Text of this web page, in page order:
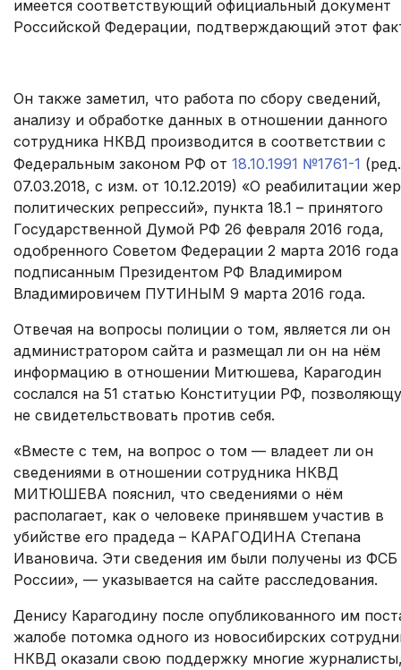
имеется соответствующий официальный документ
Российской Федерации, подтверждающий этот
Он также заметил, что работа по сбору сведений,
анализу и обработке данных в отношении данного
сотрудника НКВД производится в соответствии с
Федеральным законом РФ от 18.10.1991 №1761-1
07.03.2018, с изм. от 10.12.2019) «О реабилитации
политических репрессий», пункта 18.1 – принятого
Государственной Думой РФ 26 февраля 2016 года,
одобренного Советом Федерации 2 марта 2016
подписанным Президентом РФ Владимиром
Владимировичем ПУТИНЫМ 9 марта 2016 года.
Отвечая на вопросы полиции о том, является ли он
администратором сайта и размещал ли он на нём
информацию в отношении Митюшева, Карагодин
сослался на 51 статью Конституции РФ,
не свидетельствовать против себя.
«Вместе с тем, на вопрос о том — владеет ли он
сведениями в отношении сотрудника НКВД
МИТЮШЕВА пояснил, что сведениями о нём
располагает, как о человеке принявшем участив в
убийстве его прадеда – КАРАГОДИНА Степана
Ивановича. Эти сведения им были получены из ФСБ
России», — указывается на сайте расследования.
Денису Карагодину после опубликованного им
жалобе потомка одного из новосибирских
НКВД оказали свою поддержку многие